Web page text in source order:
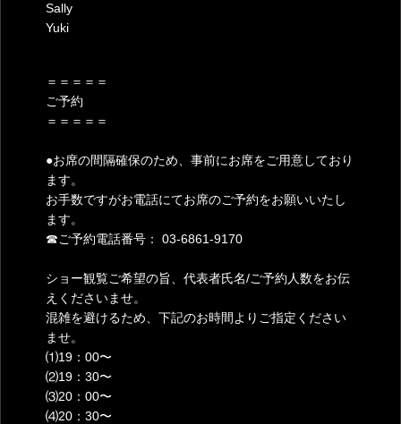
Sally
Yuki
＝＝＝＝＝
ご予約
＝＝＝＝＝
●お席の間隔確保のため、事前にお席をご用意しており
ます。
お手数ですがお電話にてお席のご予約をお願いいたし
ます。
☎︎ご予約電話番号： 03-6861-9170
ショー観覧ご希望の旨、代表者氏名/ご予約人数をお伝
えくださいませ。
混雑を避けるため、下記のお時間よりご指定ください
ませ。
⑴19：00〜
⑵19：30〜
⑶20：00〜
⑷20：30〜